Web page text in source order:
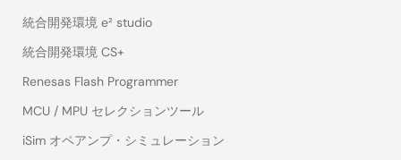
統合開発環境 e² studio
統合開発環境 CS+
Renesas Flash Programmer
MCU / MPU セレクションツール
iSim オペアンプ・シミュレーション